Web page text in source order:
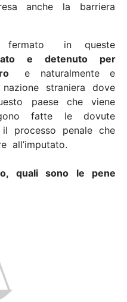
anche la barriera
fermato in queste
e detenuto per
e naturalmente e
straniera dove
paese che viene
fatte le dovute
processo penale che
all’imputato.
quali sono le pene